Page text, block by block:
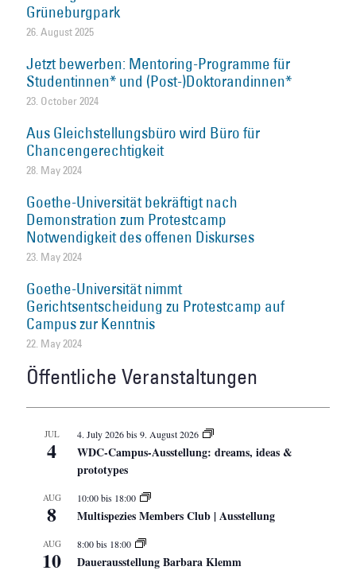
Grüneburgpark
26. August 2025
Jetzt bewerben: Mentoring-Programme für
Studentinnen* und (Post-)Doktorandinnen*
23. October 2024
Aus Gleichstellungsbüro wird Büro für
Chancengerechtigkeit
28. May 2024
Goethe-Universität bekräftigt nach
Demonstration zum Protestcamp
Notwendigkeit des offenen Diskurses
23. May 2024
Goethe-Universität nimmt
Gerichtsentscheidung zu Protestcamp auf
Campus zur Kenntnis
22. May 2024
Öffentliche Veranstaltungen
JUL
4
4. July 2026bis9. August 2026
WDC-Campus-Ausstellung: dreams, ideas &
prototypes
AUG
8
10:00bis 18:00
Multispezies Members Club | Ausstellung
AUG
10
8:00bis 18:00
Dauerausstellung Barbara Klemm